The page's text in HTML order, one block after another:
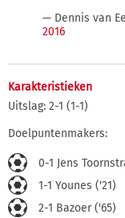
— Dennis van
2016
Karakteristieken
Uitslag: 2-1 (1-1)
Doelpuntenmakers:
0-1 Jens
1-1 Younes ('21)
2-1 Bazoer ('65)